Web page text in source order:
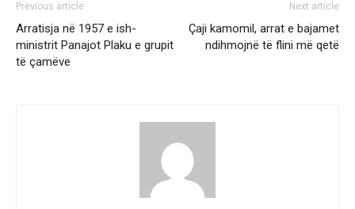
Previous article
Arratisja në 1957 e ish-
ministrit Panajot Plaku e grupit
të çamëve
Next article
Çaji kamomil, arrat e bajamet
ndihmojnë të flini më qetë